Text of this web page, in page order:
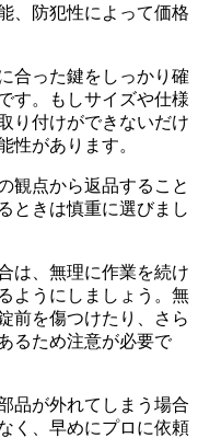
、防犯性によって価格
合った鍵をしっかり確
す。もしサイズや仕様
り付けができないだけ
性があります。
観点から返品すること
ときは慎重に選びまし
は、無理に作業を続け
ようにしましょう。無
前を傷つけたり、さら
るため注意が必要で
品が外れてしまう場合
く、早めにプロに依頼